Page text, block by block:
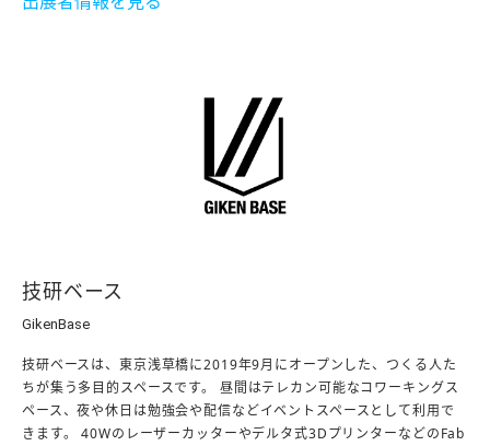
技研ベース
GikenBase
技研ベースは、東京浅草橋に2019年9月にオープンした、つくる人た
ちが集う多目的スペースです。 昼間はテレカン可能なコワーキングス
ペース、夜や休日は勉強会や配信などイベントスペースとして利用で
きます。 40Wのレーザーカッターやデルタ式3DプリンターなどのFab